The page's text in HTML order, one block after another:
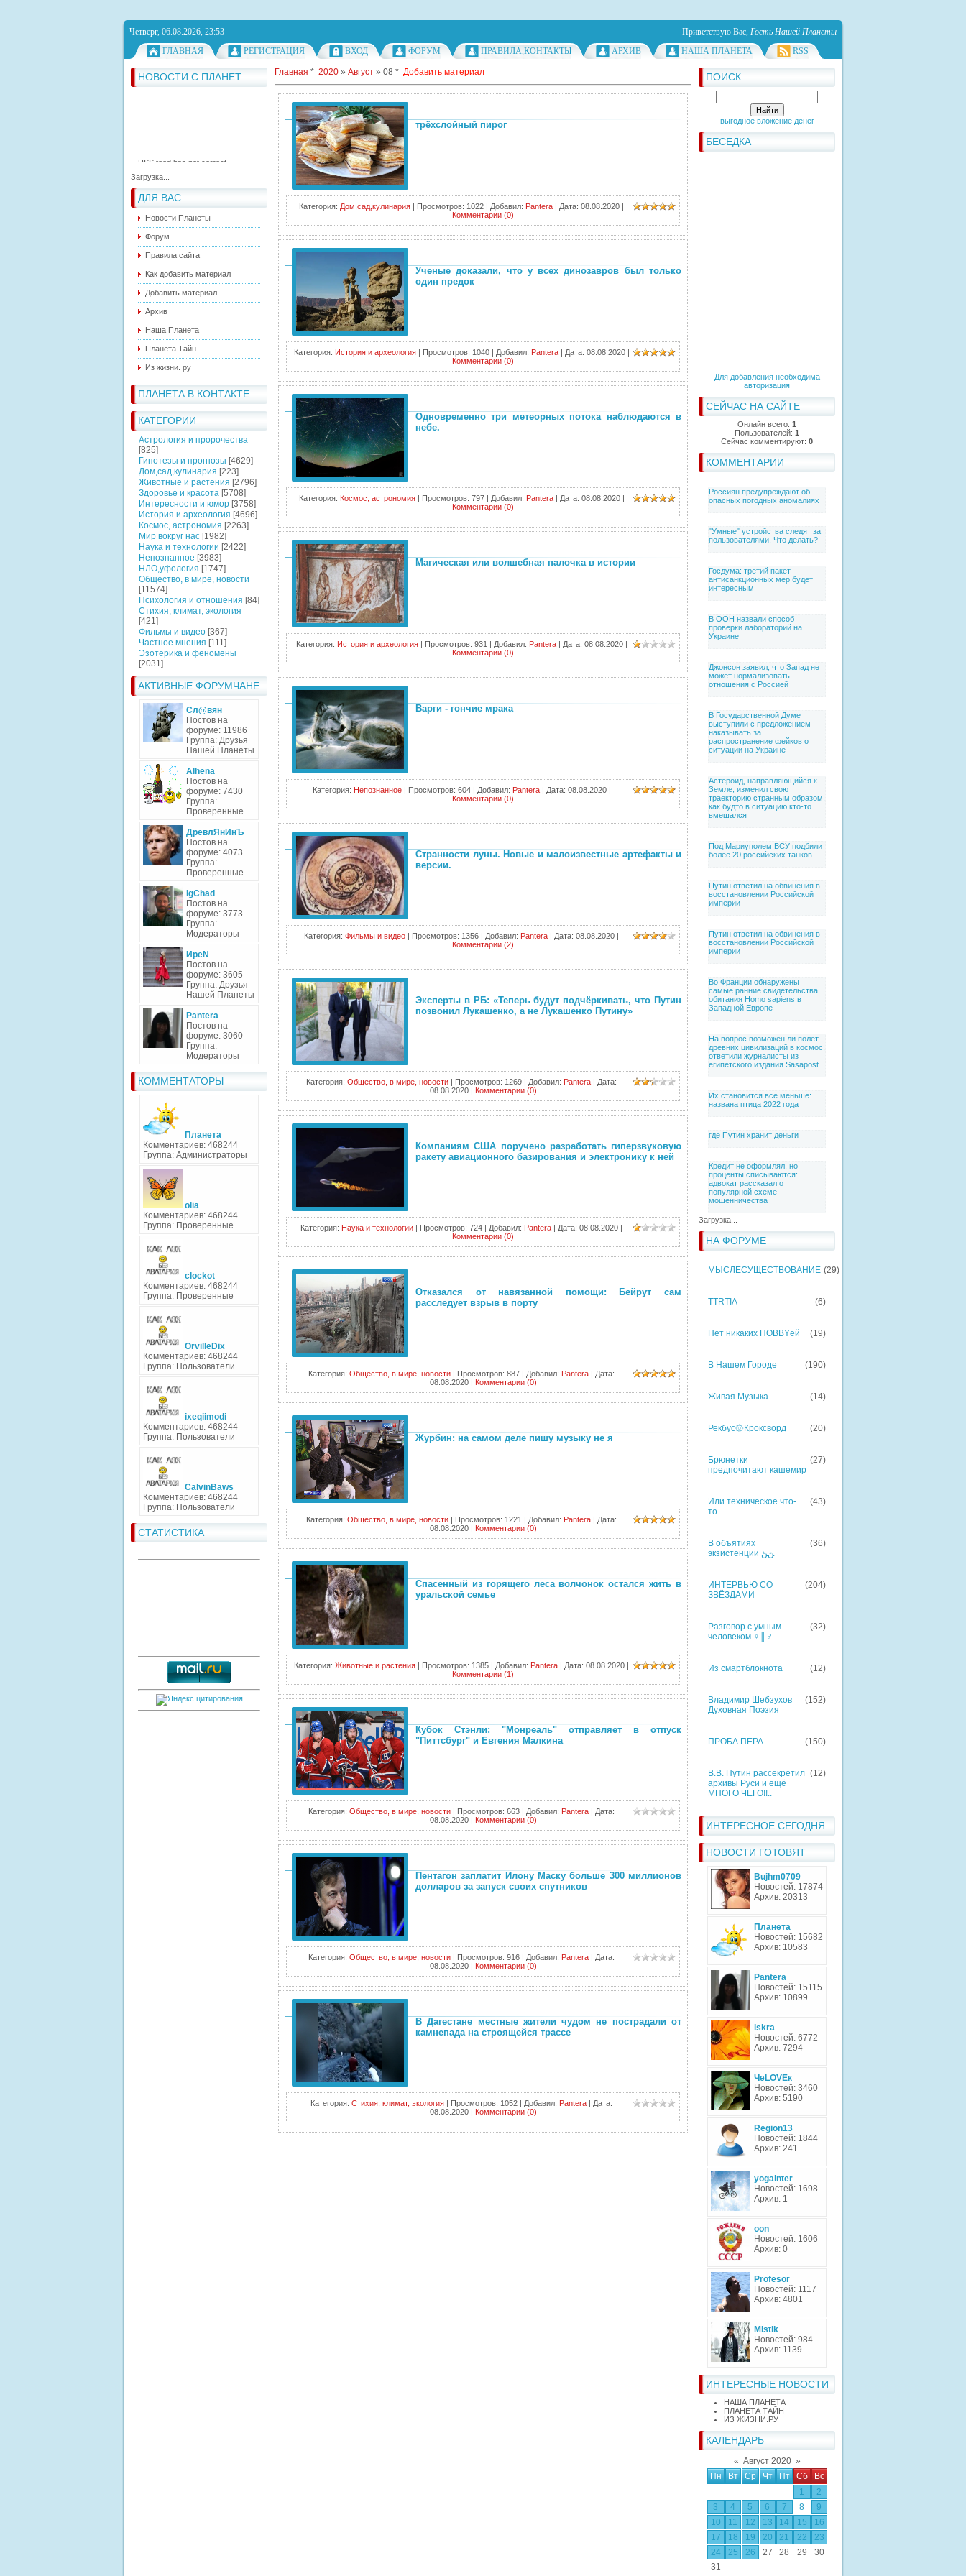
Четверг, 06.08.2026, 23:53 Приветствую Вас, Гость Нашей Планеты
ГЛАВНАЯ
РЕГИСТРАЦИЯ ВХОД ФОРУМ ПРАВИЛА,КОНТАКТЫ АРХИВ НАША ПЛАНЕТА RSS
НОВОСТИ С ПЛАНЕТ
RSS feed has not correct
syntax.RSS feed has not correct
syntax.RSS feed has not correct
Загрузка...
ДЛЯ ВАС
Новости Планеты
Форум
Правила сайта
Как добавить материал
Добавить материал
Архив
Наша Планета
Планета Тайн
Из жизни. ру
ПЛАНЕТА В КОНТАКТЕ
КАТЕГОРИИ
Астрология и пророчества
[825]
Гипотезы и прогнозы [4629]
Дом,сад,кулинария [223]
Животные и растения [2796]
Здоровье и красота [5708]
Интересности и юмор [3758]
История и археология [4696]
Космос, астрономия [2263]
Мир вокруг нас [1982]
Наука и технологии [2422]
Непознанное [3983]
НЛО,уфология [1747]
Общество, в мире, новости
[11574]
Психология и отношения [84]
Стихия, климат, экология
[421]
Фильмы и видео [367]
Частное мнения [111]
Эзотерика и феномены
[2031]
АКТИВНЫЕ ФОРУМЧАНЕ
Сл@вян
Постов на
форуме: 11986
Группа: Друзья
Нашей Планеты
Alhena
Постов на
форуме: 7430
Группа:
Проверенные
ДревлЯнИнЪ
Постов на
форуме: 4073
Группа:
Проверенные
IgChad
Постов на
форуме: 3773
Группа:
Модераторы
ИреN
Постов на
форуме: 3605
Группа: Друзья
Нашей Планеты
Pantera
Постов на
форуме: 3060
Группа:
Модераторы
КОММЕНТАТОРЫ
Планета
Комментариев: 468244
Группа: Администраторы
olia
Комментариев: 468244
Группа: Проверенные
clockot
Комментариев: 468244
Группа: Проверенные
OrvilleDix
Комментариев: 468244
Группа: Пользователи
ixeqiimodi
Комментариев: 468244
Группа: Пользователи
CalvinBaws
Комментариев: 468244
Группа: Пользователи
СТАТИСТИКА
ПОИСК
выгодное вложение денег
БЕСЕДКА
Для добавления необходима
авторизация
СЕЙЧАС НА САЙТЕ
Онлайн всего: 1
Пользователей: 1
Сейчас комментируют: 0
КОММЕНТАРИИ
Россиян предупреждают об
опасных погодных аномалиях
"Умные" устройства следят за
пользователями. Что делать?
Госдума: третий пакет
антисанкционных мер будет
интересным
В ООН назвали способ
проверки лабораторий на
Украине
Джонсон заявил, что Запад не
может нормализовать
отношения с Россией
В Государственной Думе
выступили с предложением
наказывать за
распространение фейков о
ситуации на Украине
Астероид, направляющийся к
Земле, изменил свою
траекторию странным образом,
как будто в ситуацию кто-то
вмешался
Под Мариуполем ВСУ подбили
более 20 российских танков
Путин ответил на обвинения в
восстановлении Российской
империи
Путин ответил на обвинения в
восстановлении Российской
империи
Во Франции обнаружены
самые ранние свидетельства
обитания Homo sapiens в
Западной Европе
На вопрос возможен ли полет
древних цивилизаций в космос,
ответили журналисты из
египетского издания Sasapost
Их становится все меньше:
названа птица 2022 года
где Путин хранит деньги
Кредит не оформлял, но
проценты списываются:
адвокат рассказал о
популярной схеме
мошенничества
Загрузка...
НА ФОРУМЕ
МЫСЛЕСУЩЕСТВОВАНИЕ (29)
TTRTIA (6)
Нет никаких HOBBYей (19)
В Нашем Городе (190)
Живая Музыка (14)
Рекбус۞Кроксворд (20)
Брюнетки
предпочитают кашемир
(27)
Или техническое что-
то...
(43)
В объятиях
экзистенции ﮡﮡ
(36)
ИНТЕРВЬЮ СО
ЗВЁЗДАМИ
(204)
Разговор с умным
человеком ♀╫♂
(32)
Из смартблокнота (12)
Владимир Шебзухов
Духовная Поэзия
(152)
ПРОБА ПЕРА (150)
В.В. Путин рассекретил
архивы Руси и ещё
МНОГО ЧЕГО!!..
(12)
ИНТЕРЕСНОЕ СЕГОДНЯ
НОВОСТИ ГОТОВЯТ
Bujhm0709
Новостей: 17874
Архив: 20313
Планета
Новостей: 15682
Архив: 10583
Pantera
Новостей: 15115
Архив: 10899
iskra
Новостей: 6772
Архив: 7294
ЧеLOVEк
Новостей: 3460
Архив: 5190
Region13
Новостей: 1844
Архив: 241
yogainter
Новостей: 1698
Архив: 1
oon
Новостей: 1606
Архив: 0
Profesor
Новостей: 1117
Архив: 4801
Mistik
Новостей: 984
Архив: 1139
ИНТЕРЕСНЫЕ НОВОСТИ
НАША ПЛАНЕТА
ПЛАНЕТА ТАЙН
ИЗ ЖИЗНИ.РУ
КАЛЕНДАРЬ
« Август 2020 »
Пн
Вт Ср Чт Пт Сб
Вс
1
2
3
4 5 6 7 8
9
10
11 12 13 14 15
16
17
18 19 20 21 22
23
24
25 26 27 28 29
30
31
Главная * 2020 » Август » 08 * Добавить материал
трёхслойный пирог
Категория: Дом,сад,кулинария | Просмотров: 1022 | Добавил: Pantera | Дата: 08.08.2020 |
Комментарии (0)
Ученые доказали, что у всех динозавров был только
один предок
Категория: История и археология| Просмотров: 1040 | Добавил: Pantera| Дата: 08.08.2020 |
Комментарии (0)
Одновременно три метеорных потока наблюдаются в
небе.
Категория: Космос, астрономия| Просмотров: 797 | Добавил: Pantera| Дата: 08.08.2020 |
Комментарии (0)
Магическая или волшебная палочка в истории
Категория: История и археология| Просмотров: 931 | Добавил: Pantera| Дата: 08.08.2020 |
Комментарии (0)
Варги - гончие мрака
Категория: Непознанное| Просмотров: 604 | Добавил: Pantera| Дата: 08.08.2020 |
Комментарии (0)
Странности луны. Новые и малоизвестные артефакты и
версии.
Категория: Фильмы и видео | Просмотров: 1356 | Добавил: Pantera | Дата: 08.08.2020 |
Комментарии (2)
Эксперты в РБ: «Теперь будут подчёркивать, что Путин
позвонил Лукашенко, а не Лукашенко Путину»
Категория: Общество, в мире, новости | Просмотров: 1269 | Добавил: Pantera | Дата:
08.08.2020 | Комментарии (0)
Компаниям США поручено разработать гиперзвуковую
ракету авиационного базирования и электронику к ней
Категория: Наука и технологии | Просмотров: 724 | Добавил: Pantera | Дата: 08.08.2020 |
Комментарии (0)
Отказался от навязанной помощи: Бейрут сам
расследует взрыв в порту
Категория: Общество, в мире, новости | Просмотров: 887 | Добавил: Pantera | Дата:
08.08.2020 | Комментарии (0)
Журбин: на самом деле пишу музыку не я
Категория: Общество, в мире, новости | Просмотров: 1221 | Добавил: Pantera | Дата:
08.08.2020 | Комментарии (0)
Спасенный из горящего леса волчонок остался жить в
уральской семье
Категория: Животные и растения | Просмотров: 1385 | Добавил: Pantera | Дата: 08.08.2020 |
Комментарии (1)
Кубок Стэнли: "Монреаль" отправляет в отпуск
"Питтсбург" и Евгения Малкина
Категория: Общество, в мире, новости | Просмотров: 663 | Добавил: Pantera | Дата:
08.08.2020 | Комментарии (0)
Пентагон заплатит Илону Маску больше 300 миллионов
долларов за запуск своих спутников
Категория: Общество, в мире, новости | Просмотров: 916 | Добавил: Pantera | Дата:
08.08.2020 | Комментарии (0)
В Дагестане местные жители чудом не пострадали от
камнепада на строящейся трассе
Категория: Стихия, климат, экология | Просмотров: 1052 | Добавил: Pantera | Дата:
08.08.2020 | Комментарии (0)